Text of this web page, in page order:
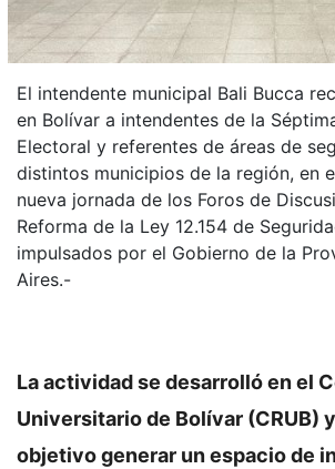
El intendente municipal Bali Bucca
en Bolívar a intendentes de la
Electoral y referentes de áreas de
distintos municipios de la región, en
nueva jornada de los Foros de
Reforma de la Ley 12.154 de
impulsados por el Gobierno de la
Aires.-
La actividad se desarrolló en el
Universitario de Bolívar (CRUB)
objetivo generar un espacio de